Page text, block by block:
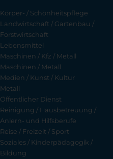
Körper- / Schönheitspflege
Landwirtschaft / Gartenbau /
Forstwirtschaft
Lebensmittel
Maschinen / Kfz / Metall
Maschinen / Metall
Medien / Kunst / Kultur
Metall
Öffentlicher Dienst
Reinigung / Hausbetreuung /
Anlern- und Hilfsberufe
Reise / Freizeit / Sport
Soziales / Kinderpädagogik /
Bildung